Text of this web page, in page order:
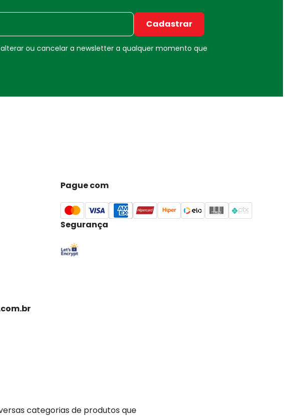
Cadastrar
ou cancelar a newsletter a qualquer momento que
Pague com
Segurança
categorias de produtos que